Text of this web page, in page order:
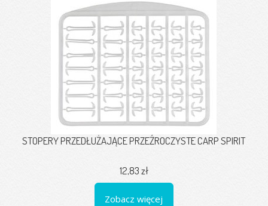
STOPERY PRZEDŁUŻAJĄCE PRZEŹROCZYSTE CARP SPIRIT
12,83 zł
Zobacz więcej